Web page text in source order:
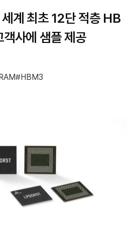
계 최초 12단 적층 HB
사에 샘플 제공
HBM3